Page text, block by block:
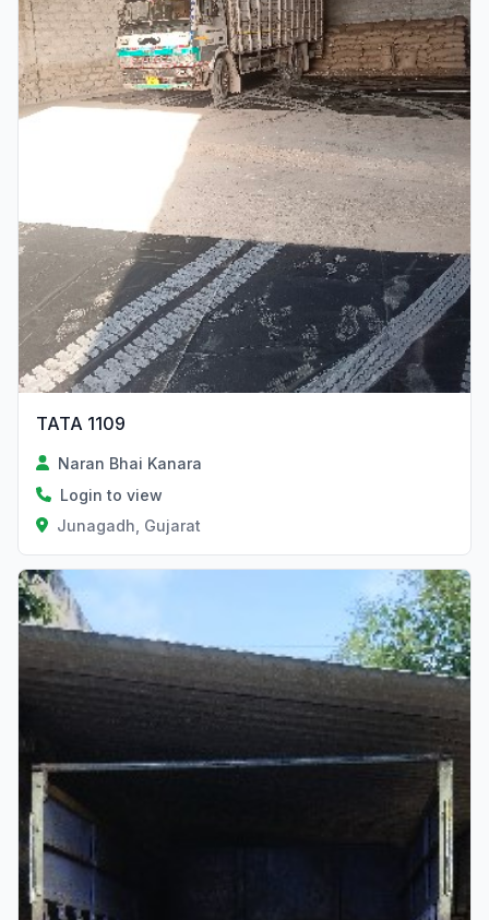
TATA 1109
Naran Bhai Kanara
Login to view
Junagadh, Gujarat